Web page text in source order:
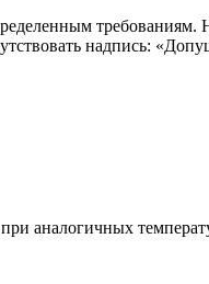
надпись:
аналогичных